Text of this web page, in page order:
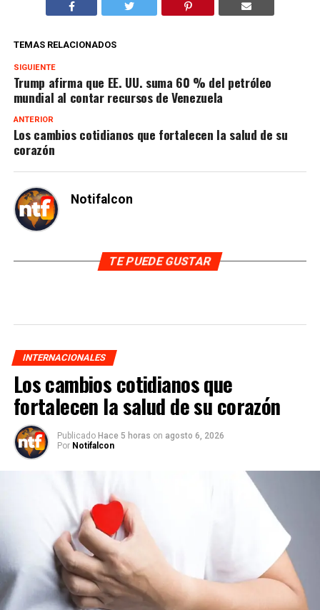
TEMAS RELACIONADOS
SIGUIENTE
Trump afirma que EE. UU. suma 60 % del petróleo
mundial al contar recursos de Venezuela
ANTERIOR
Los cambios cotidianos que fortalecen la salud de su
corazón
Notifalcon
TE PUEDE GUSTAR
INTERNACIONALES
Los cambios cotidianos que
fortalecen la salud de su corazón
Publicado Hace 5 horas on agosto 6, 2026
Por Notifalcon